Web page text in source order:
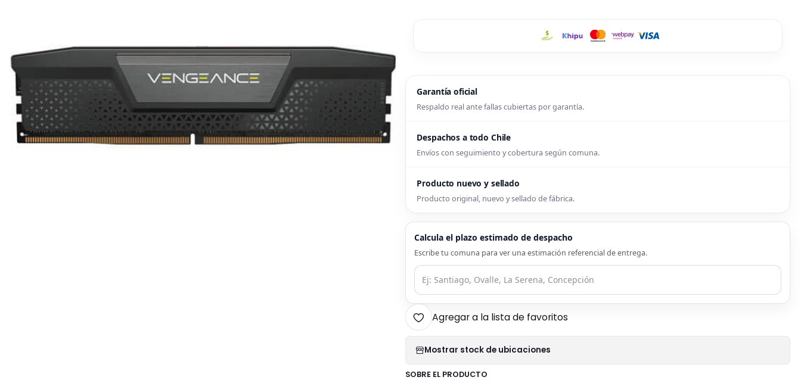
Garantía oficial
Respaldo real ante fallas cubiertas por garantía.
Despachos a todo Chile
Envíos con seguimiento y cobertura según comuna.
Producto nuevo y sellado
Producto original, nuevo y sellado de fábrica.
Calcula el plazo estimado de despacho
Escribe tu comuna para ver una estimación referencial de entrega.
Agregar a la lista de favoritos
Mostrar stock de ubicaciones
SOBRE EL PRODUCTO